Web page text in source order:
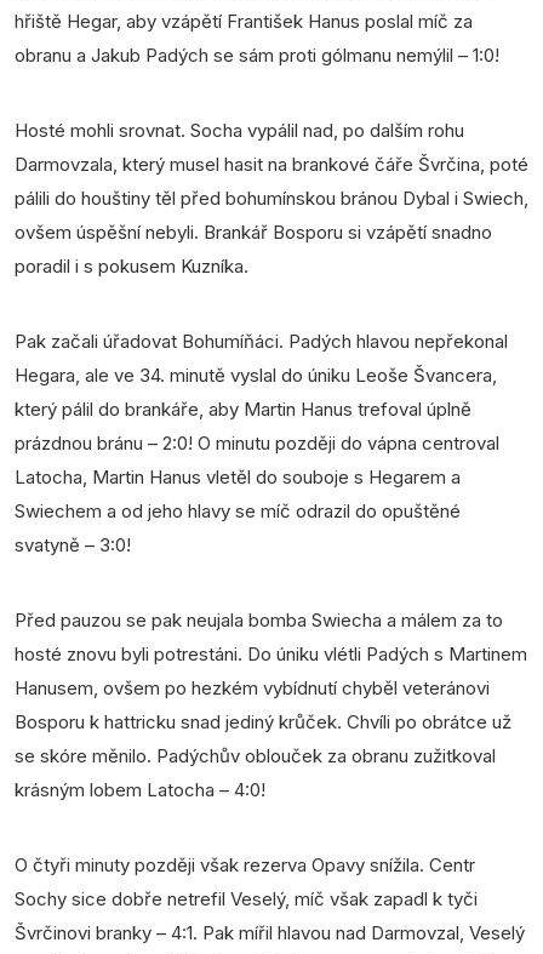
hřiště Hegar, aby vzápětí František Hanus poslal míč za
obranu a Jakub Padých se sám proti gólmanu nemýlil – 1:0!
Hosté mohli srovnat. Socha vypálil nad, po dalším rohu
Darmovzala, který musel hasit na brankové čáře Švrčina, poté
pálili do houštiny těl před bohumínskou bránou Dybal i Swiech,
ovšem úspěšní nebyli. Brankář Bosporu si vzápětí snadno
poradil i s pokusem Kuzníka.
Pak začali úřadovat Bohumíňáci. Padých hlavou nepřekonal
Hegara, ale ve 34. minutě vyslal do úniku Leoše Švancera,
který pálil do brankáře, aby Martin Hanus trefoval úplně
prázdnou bránu – 2:0! O minutu později do vápna centroval
Latocha, Martin Hanus vletěl do souboje s Hegarem a
Swiechem a od jeho hlavy se míč odrazil do opuštěné
svatyně – 3:0!
Před pauzou se pak neujala bomba Swiecha a málem za to
hosté znovu byli potrestáni. Do úniku vlétli Padých s Martinem
Hanusem, ovšem po hezkém vybídnutí chyběl veteránovi
Bosporu k hattricku snad jediný krůček. Chvíli po obrátce už
se skóre měnilo. Padýchův oblouček za obranu zužitkoval
krásným lobem Latocha – 4:0!
O čtyři minuty později však rezerva Opavy snížila. Centr
Sochy sice dobře netrefil Veselý, míč však zapadl k tyči
Švrčinovi branky – 4:1. Pak mířil hlavou nad Darmovzal, Veselý